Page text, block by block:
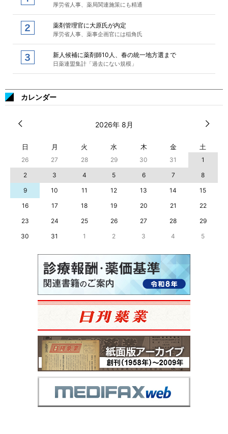
厚労省人事、薬局関連施策にも精通
薬剤管理官に大原氏が内定
厚労省人事、薬事企画官には稲角氏
新人候補に薬剤師10人、春の統一地方選まで
日薬連盟集計「過去にない規模」
カレンダー
2026年 8月
日 月 火 水 木 金 土
26 27 28 29 30 31
1
2
3 4 5 6 7
8
9
10 11 12 13 14
15
16
17 18 19 20 21
22
23
24 25 26 27 28
29
30
31 1 2 3 4 5